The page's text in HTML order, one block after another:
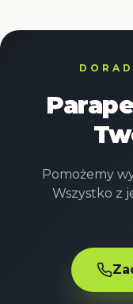
Pomożemy
Wszystko z